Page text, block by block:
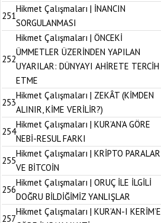
251
Hikmet Çalışmaları | İNANCIN
SORGULANMASI
252
Hikmet Çalışmaları | ÖNCEKİ
ÜMMETLER ÜZERİNDEN YAPILAN
UYARILAR: DÜNYAYI AHİRETE TERCİH
ETME
253
Hikmet Çalışmaları | ZEKÂT (KİMDEN
ALINIR, KİME VERİLİR?)
254
Hikmet Çalışmaları | KUR’AN’A GÖRE
NEBİ-RESUL FARKI
255
Hikmet Çalışmaları | KRİPTO PARALAR
VE BİTCOİN
256
Hikmet Çalışmaları | ORUÇ İLE İLGİLİ
DOĞRU BİLDİĞİMİZ YANLIŞLAR
257
Hikmet Çalışmaları | KUR’AN-I KERİM’E